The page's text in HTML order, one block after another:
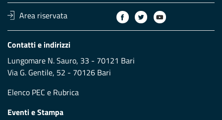
Area riservata
Contatti e indirizzi
Lungomare N. Sauro, 33 - 70121 Bari
Via G. Gentile, 52 - 70126 Bari
Elenco PEC e Rubrica
Eventi e Stampa